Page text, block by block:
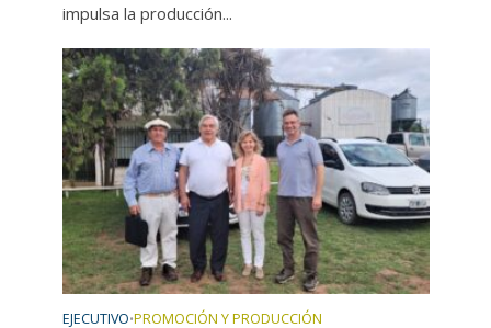
impulsa la producción...
EJECUTIVO•PROMOCIÓN Y PRODUCCIÓN